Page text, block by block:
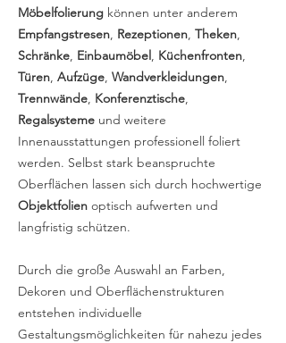
Möbelfolierung können unter anderem
Empfangstresen, Rezeptionen, Theken,
Schränke, Einbaumöbel, Küchenfronten,
Türen, Aufzüge, Wandverkleidungen,
Trennwände, Konferenztische,
Regalsysteme und weitere
Innenausstattungen professionell foliert
werden. Selbst stark beanspruchte
Oberflächen lassen sich durch hochwertige
Objektfolien optisch aufwerten und
langfristig schützen.
Durch die große Auswahl an Farben,
Dekoren und Oberflächenstrukturen
entstehen individuelle
Gestaltungsmöglichkeiten für nahezu jedes